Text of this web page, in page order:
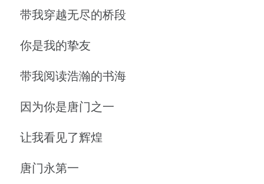
带我穿越无尽的桥段
你是我的挚友
带我阅读浩瀚的书海
因为你是唐门之一
让我看见了辉煌
唐门永第一